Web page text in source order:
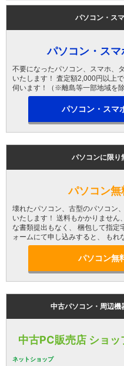
パソコン・ス
パソコン・ス
不要になったパソコン、スマホ、
いたします！ 査定額2,000円以上
伺います！（※離島等一部地域を除
パソコン・スマ
パソコンに限り
パソコン
壊れたパソコン、古型のパソコン
いたします！ 送料もかかりません
な書類提出もなく、 梱包して指定
ォームにて申し込みすると、 もれ
パソコン無
中古パソコン・周辺機
中古PC販売店 ショッ
ネットショップ